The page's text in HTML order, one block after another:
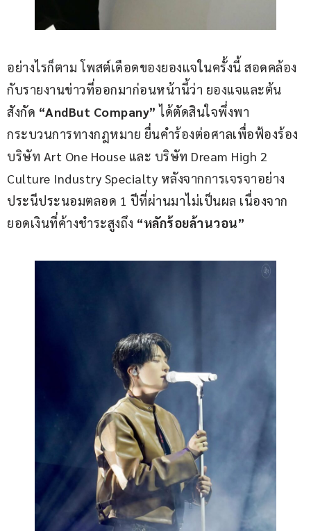
อย่างไรก็ตาม โพสต์เดือดของยองแจในครั้งนี้ สอดคล้อง
กับรายงานข่าวที่ออกมาก่อนหน้านี้ว่า ยองแจและต้น
สังกัด “AndBut Company” ได้ตัดสินใจพึ่งพา
กระบวนการทางกฎหมาย ยื่นคำร้องต่อศาลเพื่อฟ้องร้อง
บริษัท Art One House และ บริษัท Dream High 2
Culture Industry Specialty หลังจากการเจรจาอย่าง
ประนีประนอมตลอด 1 ปีที่ผ่านมาไม่เป็นผล เนื่องจาก
ยอดเงินที่ค้างชำระสูงถึง “หลักร้อยล้านวอน”